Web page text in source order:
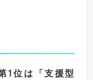
1位は「支援型